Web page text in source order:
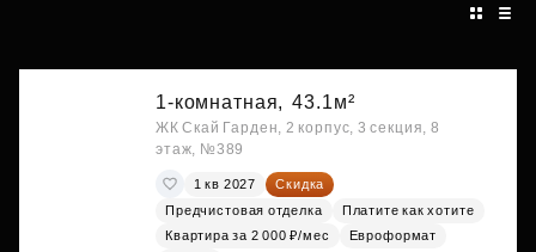
1-комнатная, 43.1м²
ЖК Скай Гарден, 2 корпус, 3 секция, 8
этаж, №389
1 кв 2027
Скидка
Предчистовая отделка
Платите как хотите
Квартира за 2 000 ₽/мес
Евроформат